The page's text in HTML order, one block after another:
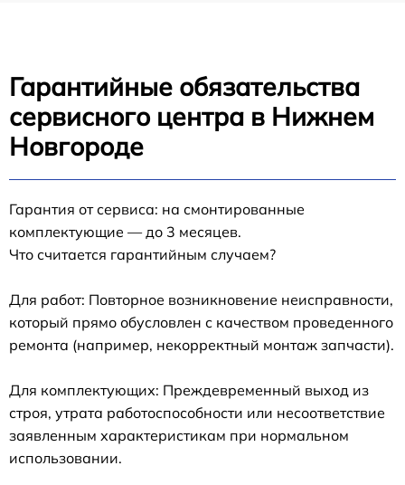
Гарантийные обязательства
сервисного центра в Нижнем
Новгороде
Гарантия от сервиса: на смонтированные
комплектующие — до 3 месяцев.
Что считается гарантийным случаем?
Для работ: Повторное возникновение неисправности,
который прямо обусловлен с качеством проведенного
ремонта (например, некорректный монтаж запчасти).
Для комплектующих: Преждевременный выход из
строя, утрата работоспособности или несоответствие
заявленным характеристикам при нормальном
использовании.